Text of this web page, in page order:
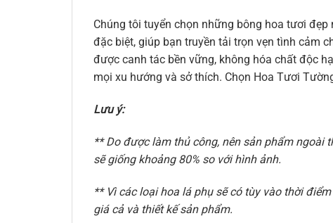
Chúng tôi tuyển chọn những bông hoa tươi
đặc biệt, giúp bạn truyền tải trọn vẹn tình cảm
được canh tác bền vững, không hóa chất độc
mọi xu hướng và sở thích. Chọn Hoa Tươi
Lưu ý:
** Do được làm thủ công, nên sản phẩm ngoài
sẽ giống khoảng 80% so với hình ảnh.
** Vì các loại hoa lá phụ sẽ có tùy vào thời
giá cả và thiết kế sản phẩm.